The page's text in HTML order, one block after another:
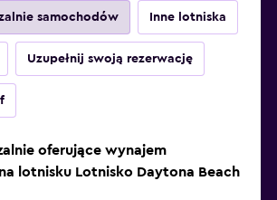
samochodów Inne lotniska
Uzupełnij swoją rezerwację
oferujące wynajem
lotnisku Lotnisko Daytona Beach